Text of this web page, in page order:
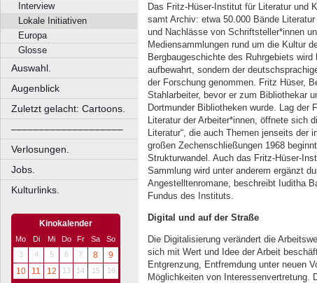
Interview
Lokale Initiativen
Europa
Glosse
Auswahl.
Augenblick
Zuletzt gelacht: Cartoons.
––––––––––––––––––––
Verlosungen.
Jobs.
Kulturlinks.
Kinokalender
Mo Di Mi Do Fr Sa
So
3
4 5 6 7 8
9
10
11 12 13 14 15 16
Das Fritz-Hüser-Institut für Literatur und
samt Archiv: etwa 50.000 Bände
und Nachlässe von Schriftsteller*innen
Mediensammlungen rund um die Kultur
Bergbaugeschichte des Ruhrgebiets
aufbewahrt, sondern der
der Forschung genommen. Fritz Hüser,
Stahlarbeiter, bevor er zum Bibliothekar
Dortmunder Bibliotheken wurde. Lag der
Literatur der Arbeiter*innen, öffnete sich
Literatur“, die auch Themen jenseits der
großen Zechenschließungen 1968
Strukturwandel. Auch das Fritz-Hüser-
Sammlung wird unter anderem ergänzt
Angestelltenromane, beschreibt Iuditha
Fundus des Instituts.
Digital und auf der Straße
Die Digitalisierung verändert die
sich mit Wert und Idee der Arbeit
Entgrenzung, Entfremdung unter neuen
Möglichkeiten von Interessenvertretung.